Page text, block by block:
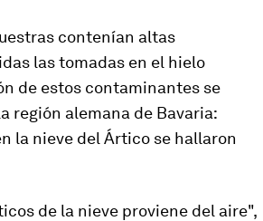
contenían altas
las tomadas en el hielo
de estos contaminantes se
región alemana de Bavaria:
la nieve del Ártico se hallaron
de la nieve proviene del aire",